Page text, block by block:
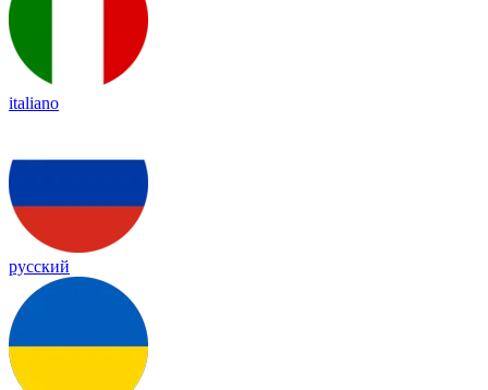
italiano
русский